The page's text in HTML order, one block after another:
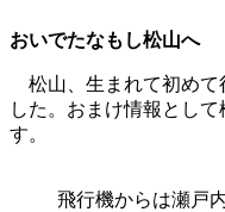
おいでたなもし松山へ
松山、生まれて初めて
した。おまけ情報とし
す。
飛行機からは瀬戸